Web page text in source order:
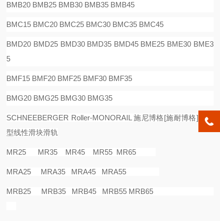
BMB20 BMB25 BMB30 BMB35 BMB45
BMC15 BMC20 BMC25 BMC30 BMC35 BMC45
BMD20 BMD25 BMD30 BMD35 BMD45 BME25 BME30 BME3
5
BMF15 BMF20 BMF25 BMF30 BMF35
BMG20 BMG25 BMG30 BMG35
SCHNEEBERGER Roller-MONORAIL施尼博格[施耐博格] 滚柱
型线性滑块滑轨
MR25 MR35 MR45 MR55 MR65
MRA25 MRA35 MRA45 MRA55
MRB25 MRB35 MRB45 MRB55 MRB65